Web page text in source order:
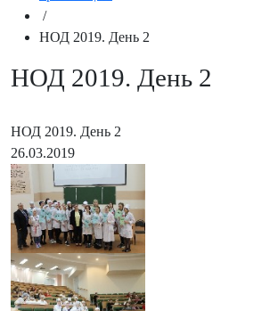
/
НОД 2019. День 2
НОД 2019. День 2
НОД 2019. День 2
26.03.2019